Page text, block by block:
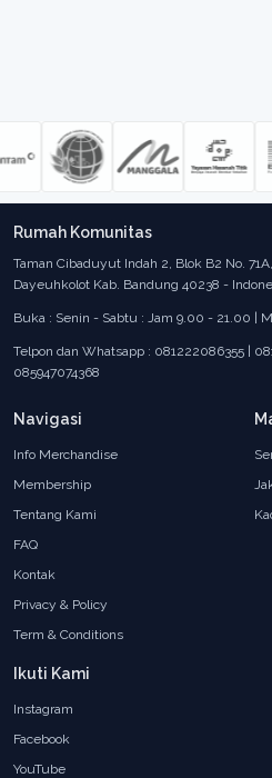
Rumah Komunitas
Taman Cibaduyut Indah 2, Blok B2 No.
Dayeuhkolot Kab. Bandung 40238 -
Buka : Senin - Sabtu : Jam 9.00 - 21.00 |
Telpon dan Whatsapp : 081222086355 |
085947074368
Navigasi
Info Merchandise
Membership
Tentang Kami
FAQ
Kontak
Privacy & Policy
Term & Conditions
Ikuti Kami
Instagram
Facebook
YouTube